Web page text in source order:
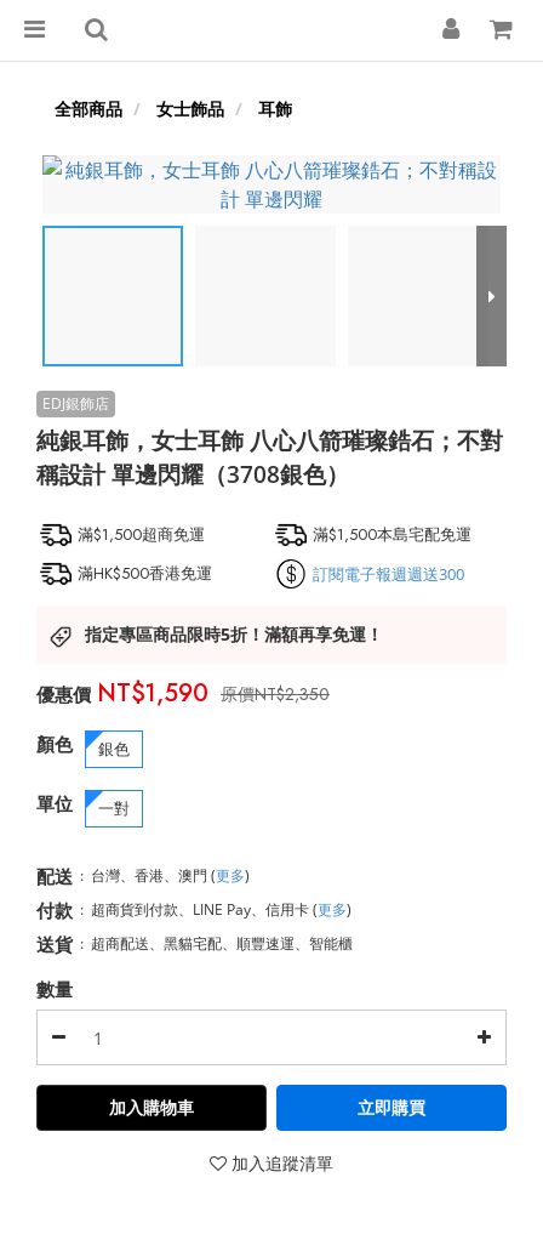
全部商品 女士飾品 耳飾
純銀耳飾，女士耳飾 八心八箭璀璨鋯石；不對
稱設計 單邊閃耀（3708銀色）
滿$1,500超商免運
滿$1,500本島宅配免運
滿HK$500香港免運
訂閱電子報週週送300
指定專區商品限時5折！滿額再享免運！
NT$2,350
NT$1,590
顏色 銀色
單位 一對
配送 : 台灣、香港、澳門 (更多)
付款 : 超商貨到付款、LINE Pay、信用卡(更多)
送貨 : 超商配送、黑貓宅配、順豐速運、智能櫃
數量
加入購物車 立即購買
加入追蹤清單